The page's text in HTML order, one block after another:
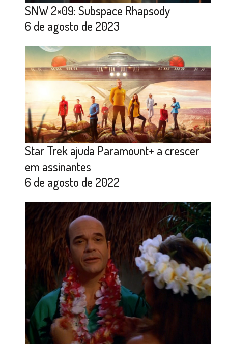
SNW 2×09: Subspace Rhapsody
6 de agosto de 2023
Star Trek ajuda Paramount+ a crescer
em assinantes
6 de agosto de 2022